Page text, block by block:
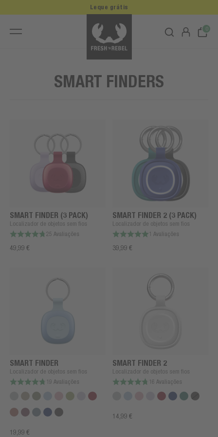
0
Leque grátis
SMART FINDERS
SMART FINDER (3 PACK)
Localizador de objetos sem fios
25 Avaliações
49,99 €
SMART FINDER 2 (3 PACK)
Localizador de objetos sem fios
1 Avaliações
39,99 €
SMART FINDER
Localizador de objetos sem fios
19 Avaliações
19,99 €
SMART FINDER 2
Localizador de objetos sem fios
16 Avaliações
14,99 €